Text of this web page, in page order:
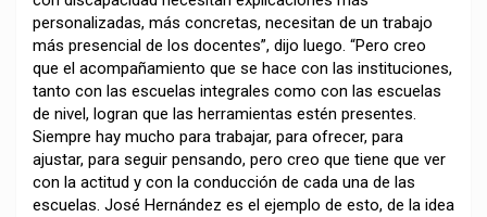
personalizadas, más concretas, necesitan de un trabajo
más presencial de los docentes”, dijo luego. “Pero creo
que el acompañamiento que se hace con las instituciones,
tanto con las escuelas integrales como con las escuelas
de nivel, logran que las herramientas estén presentes.
Siempre hay mucho para trabajar, para ofrecer, para
ajustar, para seguir pensando, pero creo que tiene que ver
con la actitud y con la conducción de cada una de las
escuelas. José Hernández es el ejemplo de esto, de la idea